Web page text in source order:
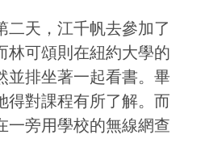
二天，江千帆去參加了
林可頌則在紐約大學的
並排坐著一起看書。畢
得對課程有所了解。而
一旁用學校的無線網查